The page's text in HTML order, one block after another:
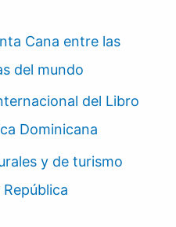
Cana entre las
del mundo
del Libro
Dominicana
y de turismo